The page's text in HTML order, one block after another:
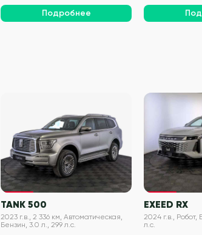
Подробнее
TANK 500
2023 г.в., 2 336 км, Автоматическая,
Бензин, 3.0 л., 299 л.с.
EXEED RX
2024 г.в., Робот,
л.с.